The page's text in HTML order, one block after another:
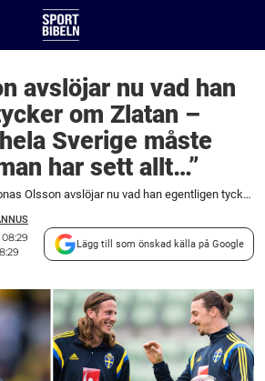
avslöjar nu vad han
om Zlatan –
Sverige måste
har sett allt…”
Jonas Olsson avslöjar nu vad han egentligen tycker om Zlatan – med orden hela Sverige måste höra: ”Tror man har sett allt…”
08:29
Lägg till som önskad källa på Google